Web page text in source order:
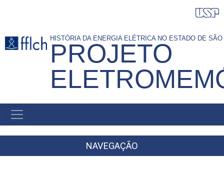
conteúdo
HISTÓRIA DA ENERGIA ELÉTRICA NO ESTADO DE
PROJETO
NAVEGAÇÃO
PRINCIPAL
NAVEGAÇÃO